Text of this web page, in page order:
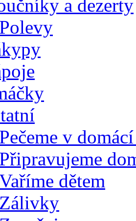
a dezerty
Polevy
Pečeme v
Připravujeme
dětem
Zálivky